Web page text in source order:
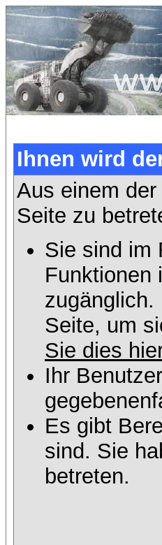
Ihnen wird
Aus einem
Seite zu
Sie sind im
Funktionen
Seite, um
Sie dies
Ihr
Es gibt
sind. Sie
betreten.